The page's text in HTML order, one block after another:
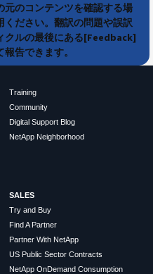
元のコンテンツを確認する場
ください。翻訳の問題や誤訳
クルの最後にある[Feedback]
告できます。
Training
Community
Digital Support Blog
NetApp Neighborhood
SALES
Try and Buy
Find A Partner
Partner With NetApp
US Public Sector Contracts
NetApp OnDemand Consumption